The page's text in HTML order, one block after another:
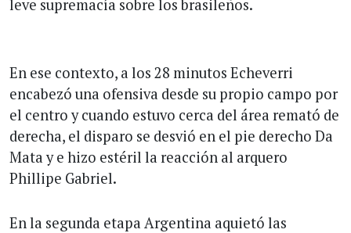
leve supremacía sobre los brasileños.
En ese contexto, a los 28 minutos Echeverri
encabezó una ofensiva desde su propio campo por
el centro y cuando estuvo cerca del área remató de
derecha, el disparo se desvió en el pie derecho Da
Mata y e hizo estéril la reacción al arquero
Phillipe Gabriel.
En la segunda etapa Argentina aquietó las